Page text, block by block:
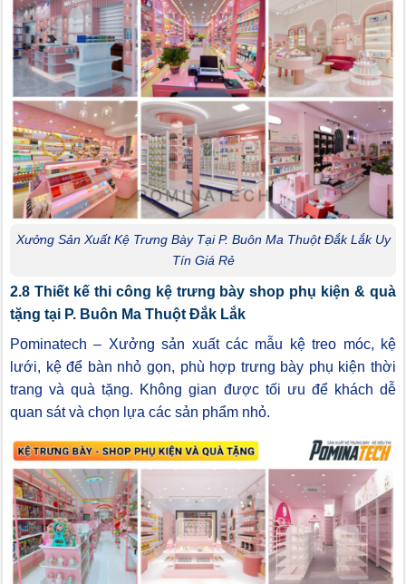
Xưởng Sản Xuất Kệ Trưng Bày Tại P. Buôn Ma Thuột Đắk Lắk Uy
Tín Giá Rẻ
2.8 Thiết kế thi công kệ trưng bày shop phụ kiện & quà
tặng tại P. Buôn Ma Thuột Đắk Lắk
Pominatech – Xưởng sản xuất các mẫu kệ treo móc, kệ
lưới, kệ để bàn nhỏ gọn, phù hợp trưng bày phụ kiện thời
trang và quà tặng. Không gian được tối ưu để khách dễ
quan sát và chọn lựa các sản phẩm nhỏ.